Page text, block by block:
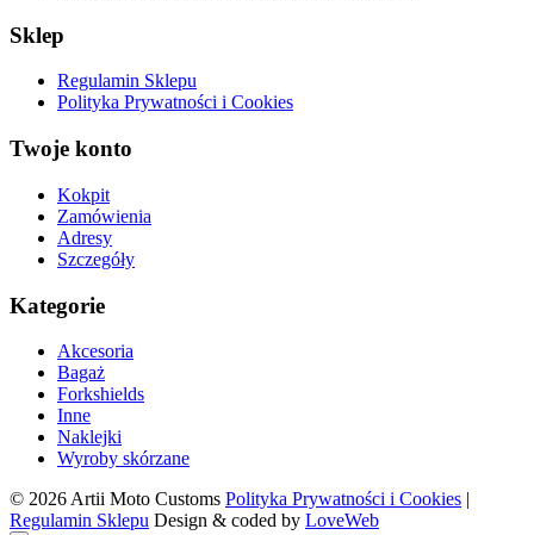
Sklep
Regulamin Sklepu
Polityka Prywatności i Cookies
Twoje konto
Kokpit
Zamówienia
Adresy
Szczegóły
Kategorie
Akcesoria
Bagaż
Forkshields
Inne
Naklejki
Wyroby skórzane
© 2026 Artii Moto Customs Polityka Prywatności i Cookies |
Regulamin Sklepu Design & coded by LoveWeb